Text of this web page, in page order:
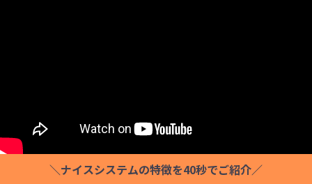
＼ナイスシステムの特徴を40秒でご紹介／